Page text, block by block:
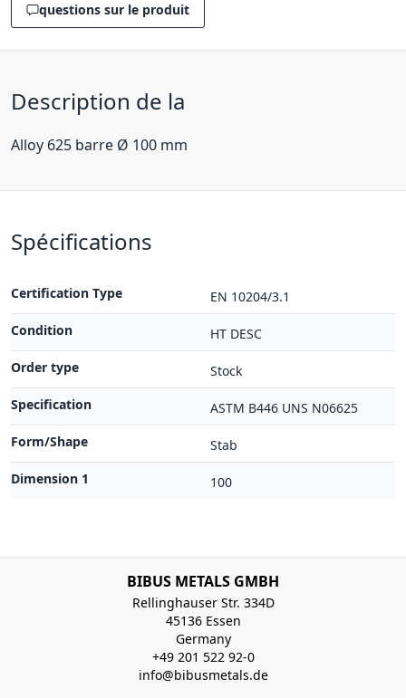
questions sur le produit
Description de la
Alloy 625 barre Ø 100 mm
Spécifications
Certification Type
EN 10204/3.1
Condition
HT DESC
Order type
Stock
Specification
ASTM B446 UNS N06625
Form/Shape
Stab
Dimension 1
100
BIBUS METALS GMBH
Rellinghauser Str. 334D
45136 Essen
Germany
+49 201 522 92-0
info@bibusmetals.de